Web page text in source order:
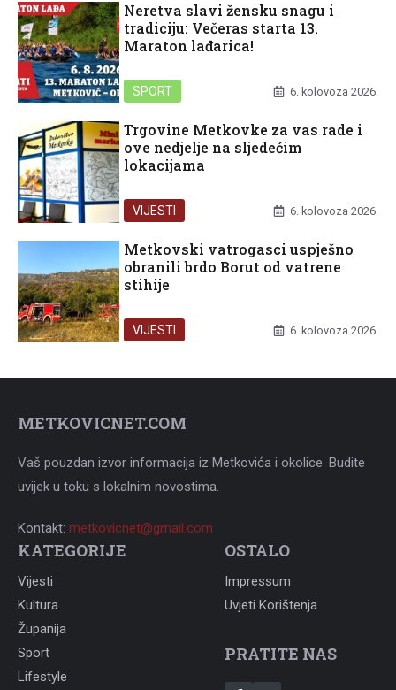
Neretva slavi žensku snagu i
tradiciju: Večeras starta 13.
Maraton lađarica!
SPORT 6. kolovoza 2026.
Trgovine Metkovke za vas rade i
ove nedjelje na sljedećim
lokacijama
VIJESTI 6. kolovoza 2026.
Metkovski vatrogasci uspješno
obranili brdo Borut od vatrene
stihije
VIJESTI 6. kolovoza 2026.
METKOVICNET.COM
Vaš pouzdan izvor informacija iz Metkovića i okolice. Budite
uvijek u toku s lokalnim novostima.
Kontakt: metkovicnet@gmail.com
KATEGORIJE
Vijesti
Kultura
Županija
Sport
Lifestyle
OSTALO
Impressum
Uvjeti Korištenja
PRATITE NAS